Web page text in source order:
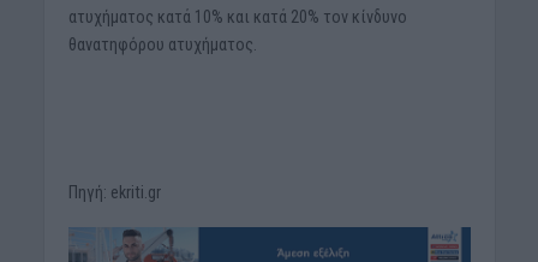
ατυχήματος κατά 10% και κατά 20% τον κίνδυνο
θανατηφόρου ατυχήματος.
Πηγή: ekriti.gr